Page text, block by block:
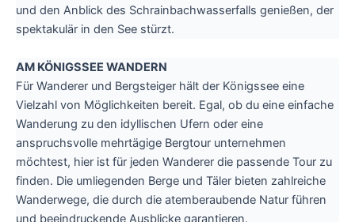
und den Anblick des Schrainbachwasserfalls genießen, der
spektakulär in den See stürzt.
AM KÖNIGSSEE WANDERN
Für Wanderer und Bergsteiger hält der Königssee eine
Vielzahl von Möglichkeiten bereit. Egal, ob du eine einfache
Wanderung zu den idyllischen Ufern oder eine
anspruchsvolle mehrtägige Bergtour unternehmen
möchtest, hier ist für jeden Wanderer die passende Tour zu
finden. Die umliegenden Berge und Täler bieten zahlreiche
Wanderwege, die durch die atemberaubende Natur führen
und beeindruckende Ausblicke garantieren.